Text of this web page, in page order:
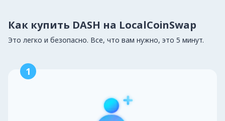
Как купить DASH на LocalCoinSwap
Это легко и безопасно. Все, что вам нужно, это 5 минут.
1